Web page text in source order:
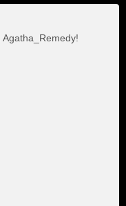
Agatha_Remedy!